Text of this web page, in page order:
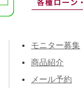
モニター募集
商品紹介
メール予約